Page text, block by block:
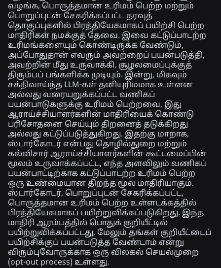
வழங்க, பொருத்தமான உரிமம் பெற்ற மற்றும்
பொறுப்புடன் சேகரிக்கப்பட்ட தரவுத்
தொகுப்புகளில் பிரத்தியேகமாகப் பயிற்சி பெற்ற
மாதிரிகள் நமக்குத் தேவை. இவை கட்டுப்பாடற்ற
உரிமங்களையும் கொண்டிருக்க வேண்டும்,
அப்போதுதான் எவரும் அவற்றைப் பயன்படுத்தி,
அவற்றின் மீது உருவாக்கி, சூழலமைப்புக்குத்
திரும்பப் பங்களிக்க முடியும். இன்று, மிகவும்
சக்திவாய்ந்த LLM-கள் தனியுரிமமாக உள்ளன
அல்லது வரையறுக்கப்பட்ட வணிகப்
பயன்பாடுகளுக்கு உரிமம் பெற்றவை, இது
ஆராய்ச்சியாளர்களின் மாதிரியைக் கொண்டு
பரிசோதனை செய்யும் திறனைத் தடுக்கிறது
அல்லது கட்டுப்படுத்துகிறது. இதற்கு மாறாக,
ஸ்டார்கோடர் என்பது தொழில்துறை மற்றும்
கல்விசார் ஆராய்ச்சியாளர்களின் கூட்டமைப்பின்
மூலம் உருவாக்கப்பட்ட, எந்த அளவிலும் வணிகப்
பயன்பாட்டிற்காக கட்டுப்பாடற்ற உரிமம் பெற்ற
ஒரு உண்மையான திறந்த மூல மாதிரியாகும்.
ஸ்டார்கோடர், பொறுப்புடன் சேகரிக்கப்பட்ட,
பொருத்தமான உரிமம் பெற்ற உள்ளடக்கத்தில்
பிரத்தியேகமாகப் பயிற்றுவிக்கப்படுகிறது. இந்த
மாதிரி ஆரம்பத்தில் பொதுக் குறியீட்டில்
பயிற்றுவிக்கப்பட்டது, மேலும் தங்கள் குறியீட்டைப்
பயிற்சிக்குப் பயன்படுத்த வேண்டாம் என்று
விரும்புவோருக்காக ஒரு விலகல் செயல்முறை
(opt-out process) உள்ளது.